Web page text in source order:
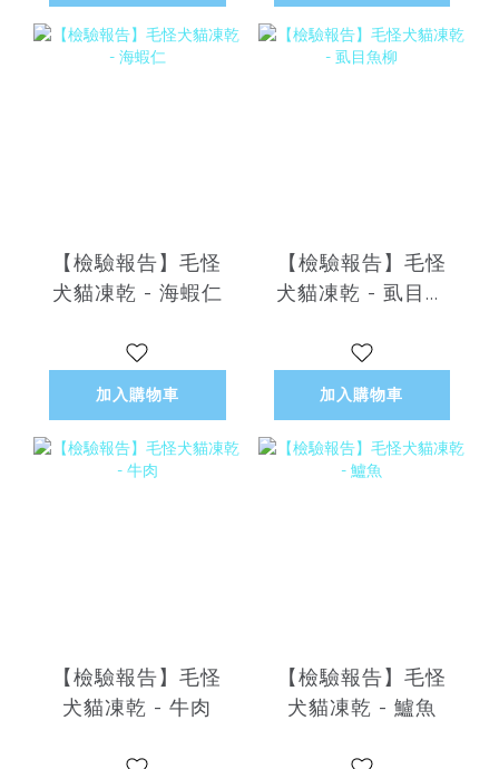
【檢驗報告】毛怪
犬貓凍乾 - 海蝦仁
加入購物車
【檢驗報告】毛怪
犬貓凍乾 - 虱目魚
加入購物車
【檢驗報告】毛怪
犬貓凍乾 - 牛肉
【檢驗報告】毛怪
犬貓凍乾 - 鱸魚